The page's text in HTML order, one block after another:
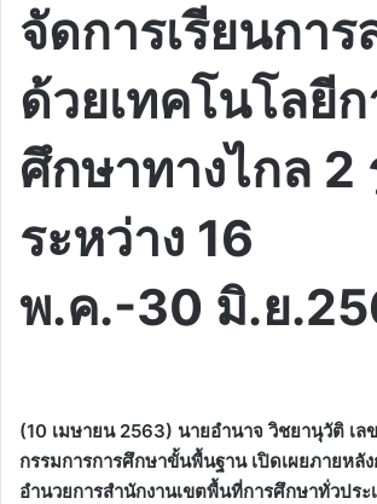
จัดการเรียนกา
ด้วยเทคโนโลยีก
ศึกษาทางไกล 2
ระหว่าง 16
พ.ค.-30 มิ.ย
(10 เมษายน 2563) นายอำนาจ วิชยานุวัติ เล
กรรมการการศึกษาขั้นพื้นฐาน เปิดเผยภายหลั
อำนวยการสำนักงานเขตพื้นที่การศึกษาทั่วประ